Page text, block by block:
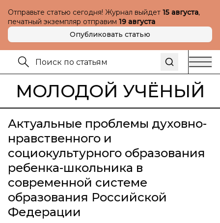
Отправьте статью сегодня! Журнал выйдет 15 августа,
печатный экземпляр отправим 19 августа
Опубликовать статью
МОЛОДОЙ УЧЁНЫЙ
Актуальные проблемы духовно-
нравственного и
социокультурного образования
ребенка-школьника в
современной системе
образования Российской
Федерации